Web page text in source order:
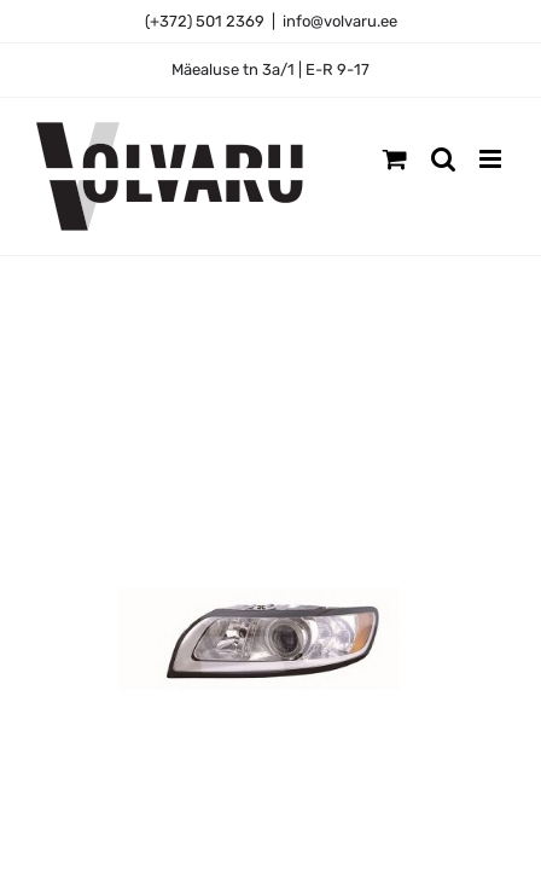
(+372) 501 2369 info@volvaru.ee
Mäealuse tn 3a/1 | E-R 9-17